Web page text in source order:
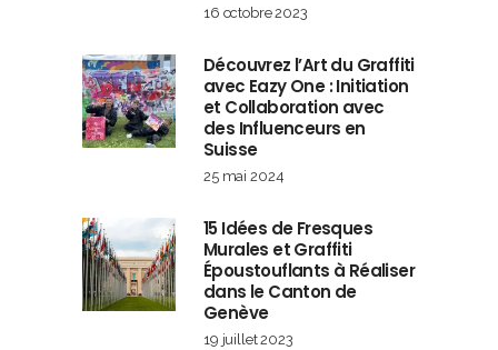
16 octobre 2023
Découvrez l’Art du Graffiti
avec Eazy One : Initiation
et Collaboration avec
des Influenceurs en
Suisse
25 mai 2024
15 Idées de Fresques
Murales et Graffiti
Époustouflants à Réaliser
dans le Canton de
Genève
19 juillet 2023